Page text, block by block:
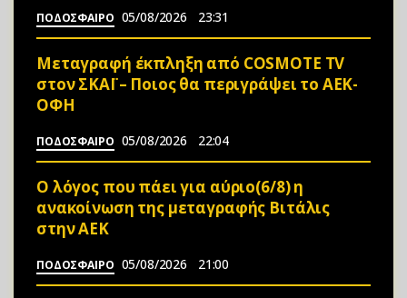
ΠΟΔΟΣΦΑΙΡΟ 05/08/2026 23:31
Μεταγραφή έκπληξη από COSMOTE TV
στον ΣΚΑΪ – Ποιος θα περιγράψει το ΑΕΚ-
ΟΦΗ
ΠΟΔΟΣΦΑΙΡΟ 05/08/2026 22:04
Ο λόγος που πάει για αύριο(6/8) η
ανακοίνωση της μεταγραφής Βιτάλις
στην ΑΕΚ
ΠΟΔΟΣΦΑΙΡΟ 05/08/2026 21:00